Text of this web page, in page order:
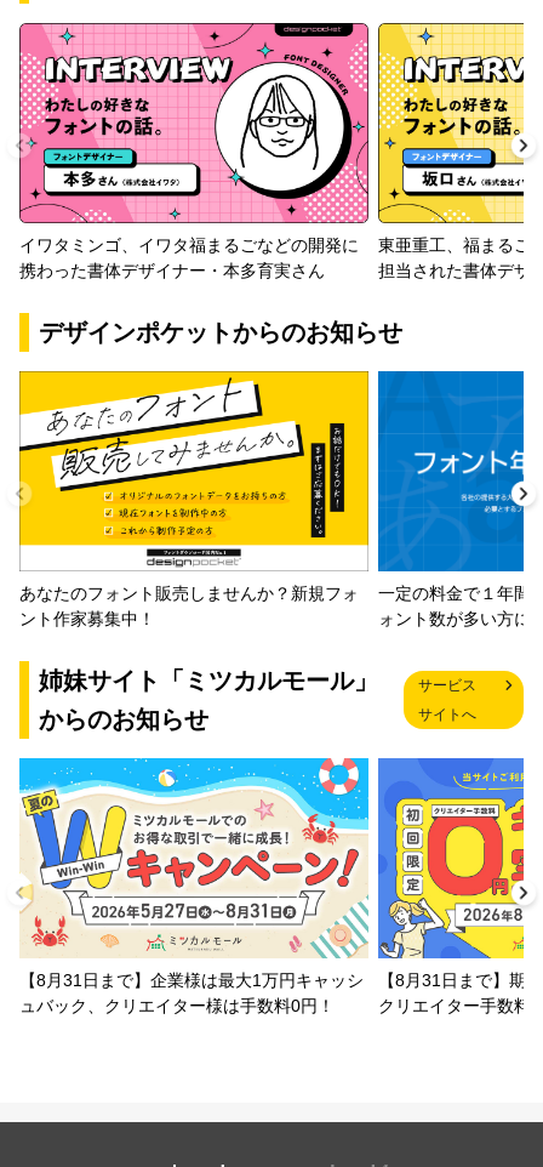
イワタミンゴ、イワタ福まるごなどの開発に
携わった書体デザイナー・本多育実さん
東亜重工、福まるご
担当された書体デザ
デザインポケットからのお知らせ
あなたのフォント販売しませんか？新規フォ
ント作家募集中！
一定の料金で１年間
ォント数が多い方に
姉妹サイト「ミツカルモール」
からのお知らせ
サービス
サイトへ
【8月31日まで】企業様は最大1万円キャッシ
ュバック、クリエイター様は手数料0円！
【8月31日まで】期
クリエイター手数料